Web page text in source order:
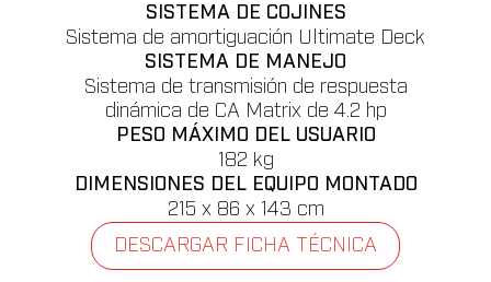
SISTEMA DE COJINES
Sistema de amortiguación Ultimate Deck
SISTEMA DE MANEJO
Sistema de transmisión de respuesta
dinámica de CA Matrix de 4.2 hp
PESO MÁXIMO DEL USUARIO
182 kg
DIMENSIONES DEL EQUIPO MONTADO
215 x 86 x 143 cm
DESCARGAR FICHA TÉCNICA